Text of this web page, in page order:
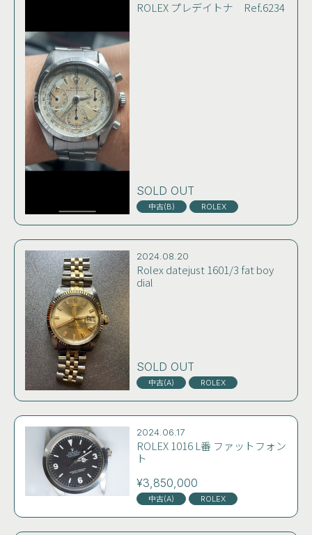
ROLEX プレデイトナ Ref.6234
SOLD OUT
中古(B) ROLEX
2024.08.20
Rolex datejust 1601/3 fat boy
dial
SOLD OUT
中古(A) ROLEX
2024.06.17
ROLEX 1016 L番 ファットフォン
ト
¥3,850,000
中古(A) ROLEX